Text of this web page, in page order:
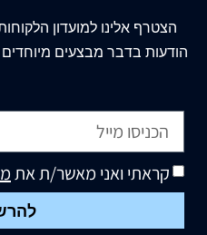
הצטרף אלינו למועדון
הודעות בדבר מבצעים מיוחדים
קראתי ואני מאשר/ת את